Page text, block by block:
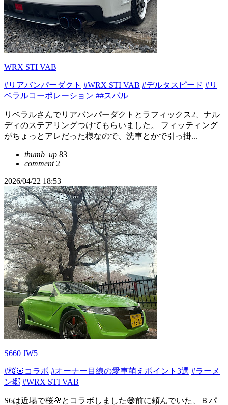
WRX STI VAB
#リアバンパーダクト #WRX STI VAB #デルタスピード #リ
ベラルコーポレーション ##スバル
リベラルさんでリアバンパーダクトとラフィックス2、ナル
ディのステアリングつけてもらいました。 フィッティング
がちょっとアレだった様なので、洗車とかで引っ掛...
thumb_up 83
comment2
2026/04/22 18:53
S660 JW5
#桜🌸コラボ #オーナー目線の愛車萌えポイント3選 #ラーメ
ン郷 #WRX STI VAB
S6は近場で桜🌸とコラボしました😅前に頼んでいた、Ｂパ